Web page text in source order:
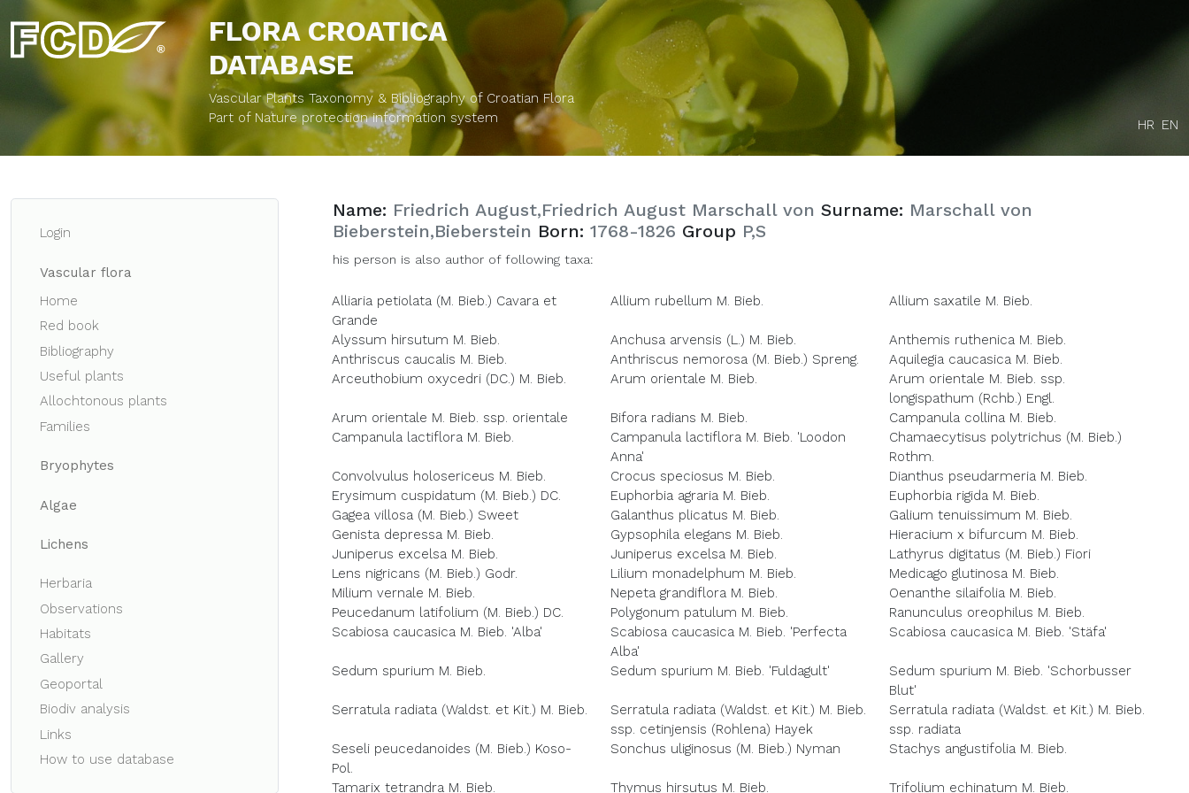
FLORA CROATICA
DATABASE
Vascular Plants Taxonomy & Bibliography of Croatian Flora
Part of Nature protection information system
HR EN
Login
Vascular flora
Home
Red book
Bibliography
Useful plants
Allochtonous plants
Families
Bryophytes
Algae
Lichens
Herbaria
Observations
Habitats
Gallery
Geoportal
Biodiv analysis
Links
How to use database
Name: Friedrich August,Friedrich August Marschall von Surname: Marschall von
Bieberstein,Bieberstein Born: 1768-1826 Group P,S
his person is also author of following taxa:
Alliaria petiolata (M. Bieb.) Cavara et
Grande
Allium rubellum M. Bieb. Allium saxatile M. Bieb.
Alyssum hirsutum M. Bieb. Anchusa arvensis (L.) M. Bieb.
Anthemis ruthenica M. Bieb.
Anthriscus caucalis M. Bieb.
Anthriscus nemorosa (M. Bieb.) Spreng.
Aquilegia caucasica M. Bieb.
Arceuthobium oxycedri (DC.) M. Bieb.
Arum orientale M. Bieb.
Arum orientale M. Bieb. ssp.
longispathum (Rchb.) Engl.
Arum orientale M. Bieb. ssp. orientale
Bifora radians M. Bieb.
Campanula collina M. Bieb.
Campanula lactiflora M. Bieb.
Campanula lactiflora M. Bieb. 'Loodon
Anna'
Chamaecytisus polytrichus (M. Bieb.)
Rothm.
Convolvulus holosericeus M. Bieb.
Crocus speciosus M. Bieb.
Dianthus pseudarmeria M. Bieb.
Erysimum cuspidatum (M. Bieb.) DC.
Euphorbia agraria M. Bieb.
Euphorbia rigida M. Bieb.
Gagea villosa (M. Bieb.) Sweet
Galanthus plicatus M. Bieb.
Galium tenuissimum M. Bieb.
Genista depressa M. Bieb.
Gypsophila elegans M. Bieb.
Hieracium x bifurcum M. Bieb.
Juniperus excelsa M. Bieb.
Juniperus excelsa M. Bieb.
Lathyrus digitatus (M. Bieb.) Fiori
Lens nigricans (M. Bieb.) Godr.
Lilium monadelphum M. Bieb.
Medicago glutinosa M. Bieb.
Milium vernale M. Bieb.
Nepeta grandiflora M. Bieb.
Oenanthe silaifolia M. Bieb.
Peucedanum latifolium (M. Bieb.) DC.
Polygonum patulum M. Bieb.
Ranunculus oreophilus M. Bieb.
Scabiosa caucasica M. Bieb. 'Alba'
Scabiosa caucasica M. Bieb. 'Perfecta
Alba'
Scabiosa caucasica M. Bieb. 'Stäfa'
Sedum spurium M. Bieb. Sedum spurium M. Bieb. 'Fuldagult'
Sedum spurium M. Bieb. 'Schorbusser
Blut'
Serratula radiata (Waldst. et Kit.) M. Bieb.
Serratula radiata (Waldst. et Kit.) M. Bieb.
ssp. cetinjensis (Rohlena) Hayek
Serratula radiata (Waldst. et Kit.) M. Bieb.
ssp. radiata
Seseli peucedanoides (M. Bieb.) Koso-
Pol.
Sonchus uliginosus (M. Bieb.) Nyman Stachys angustifolia M. Bieb.
Tamarix tetrandra M. Bieb. Thymus hirsutus M. Bieb. Trifolium echinatum M. Bieb.